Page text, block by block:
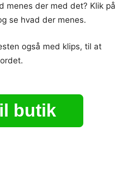
menes der med det? Klik på
se hvad der menes.
også med klips, til at
butik